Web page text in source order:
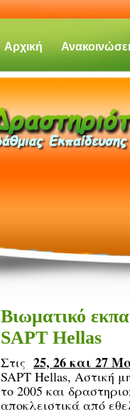
Αρχική
Βιωματικό
SAPT Hellas
Στις 25, 26 και 27
SAPT Hellas, Αστική
το 2005 και
αποκλειστικά από